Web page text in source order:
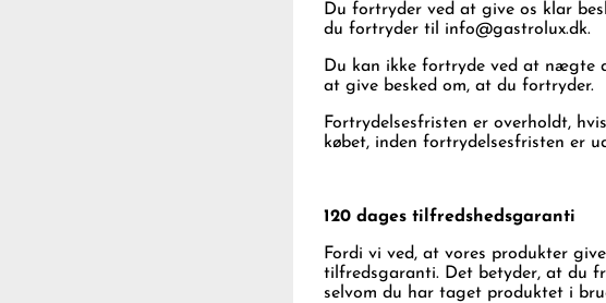
Du fortryder ved at give os klar
du fortryder til info@gastrolux.dk.
Du kan ikke fortryde ved at nægte
at give besked om, at du fortryder.
Fortrydelsesfristen er overholdt,
købet, inden fortrydelsesfristen er
120 dages tilfredshedsgaranti
Fordi vi ved, at vores produkter
tilfredsgaranti. Det betyder, at du
selvom du har taget produktet i